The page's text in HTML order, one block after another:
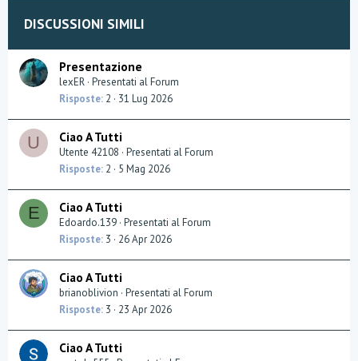
DISCUSSIONI SIMILI
Presentazione
lexER Presentati al Forum
Risposte 2 31 Lug 2026
U Ciao A Tutti
Utente 42108 Presentati al Forum
Risposte 2 5 Mag 2026
E Ciao A Tutti
Edoardo.139 Presentati al Forum
Risposte 3 26 Apr 2026
Ciao A Tutti
brianoblivion Presentati al Forum
Risposte 3 23 Apr 2026
Ciao A Tutti